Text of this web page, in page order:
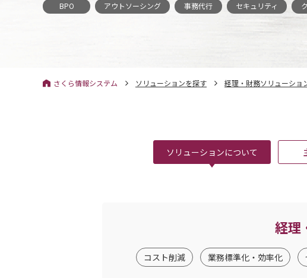
BPO
アウトソーシング 事務代行 セキュリティ
さくら情報システム ソリューションを探す 経理・財務ソリューショ
ソリューションについて
経理
コスト削減 業務標準化・効率化